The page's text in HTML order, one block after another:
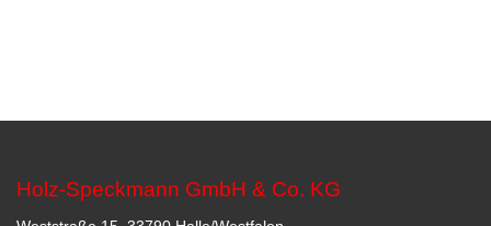
Holz-Speckmann GmbH & Co. KG